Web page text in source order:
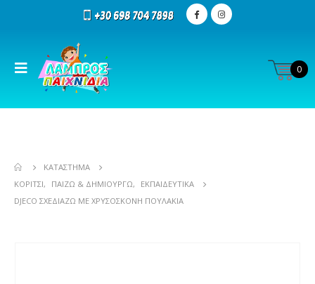
0
ΚΑΤΆΣΤΗΜΑ
ΚΟΡΊΤΣΙ, ΠΑΊΖΩ & ΔΗΜΙΟΥΡΓΏ,
ΕΚΠΑΙΔΕΥΤΙΚΆ
DJECO ΣΧΕΔΙΆΖΩ ΜΕ ΧΡΥΣΌΣΚΟΝΗ ΠΟΥΛΆΚΙΑ